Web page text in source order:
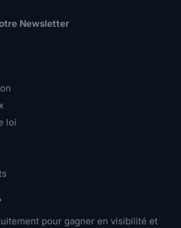
Newsletter
loi
pour gagner en visibilité et